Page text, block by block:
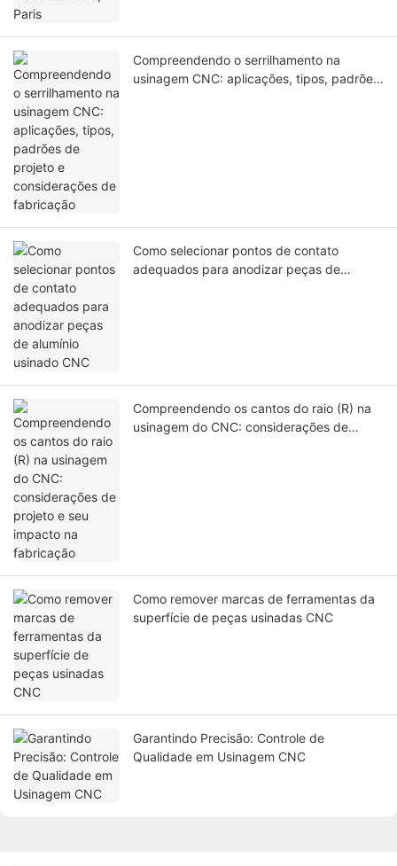
Compreendendo o serrilhamento na
usinagem CNC: aplicações, tipos, padrões
Como selecionar pontos de contato
adequados para anodizar peças de
Compreendendo os cantos do raio (R) na
usinagem do CNC: considerações de
Como remover marcas de ferramentas da
superfície de peças usinadas CNC
Garantindo Precisão: Controle de
Qualidade em Usinagem CNC